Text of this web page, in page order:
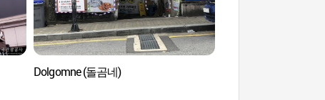
Dolgomne (돌곰네)